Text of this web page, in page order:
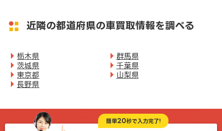
近隣の都道府県の車買取情報を調べる
栃木県
群馬県
茨城県
千葉県
東京都
山梨県
長野県
簡単20秒で入力完了!